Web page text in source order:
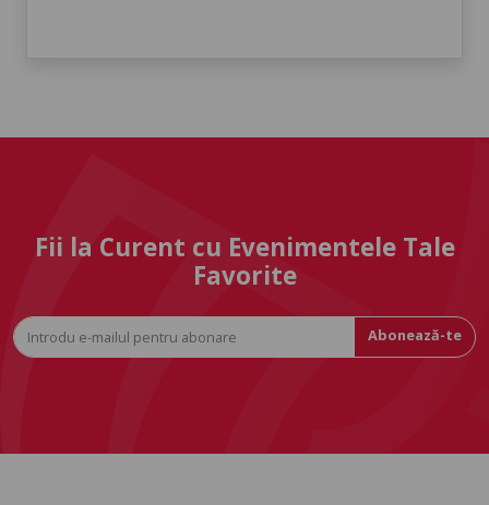
Fii la Curent cu Evenimentele Tale
Favorite
Abonează-te